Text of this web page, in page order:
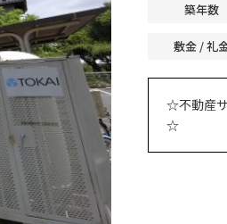
築年数
敷金 / 礼
☆不動産
☆